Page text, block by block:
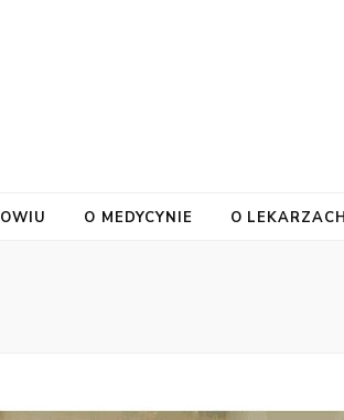
O MEDYCYNIE O